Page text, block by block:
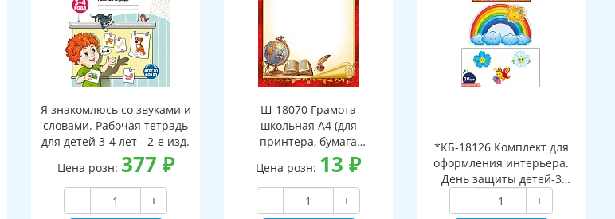
Я знакомлюсь со звуками и
словами. Рабочая тетрадь
для детей 3-4 лет - 2-е изд.
Цена розн: 377 ₽
−
+
Ш-18070 Грамота
школьная А4 (для
принтера, бумага
мелованная 150 г
Цена розн: 13₽
−
+
*КБ-18126 Комплект для
оформления интерьера.
День защиты детей-3
(гирлянда 2,3 м, 2 плаката
А3 и 3 фигуры по 20 шт.)
−
+